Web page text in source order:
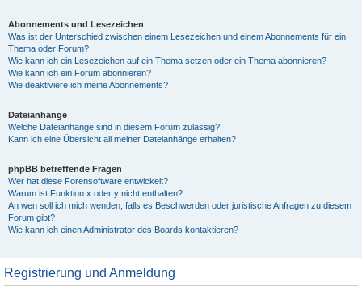
Abonnements und Lesezeichen
Was ist der Unterschied zwischen einem Lesezeichen und einem Abonnements für ein
Thema oder Forum?
Wie kann ich ein Lesezeichen auf ein Thema setzen oder ein Thema abonnieren?
Wie kann ich ein Forum abonnieren?
Wie deaktiviere ich meine Abonnements?
Dateianhänge
Welche Dateianhänge sind in diesem Forum zulässig?
Kann ich eine Übersicht all meiner Dateianhänge erhalten?
phpBB betreffende Fragen
Wer hat diese Forensoftware entwickelt?
Warum ist Funktion x oder y nicht enthalten?
An wen soll ich mich wenden, falls es Beschwerden oder juristische Anfragen zu diesem
Forum gibt?
Wie kann ich einen Administrator des Boards kontaktieren?
Registrierung und Anmeldung